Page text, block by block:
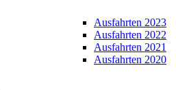
Ausfahrten 2023
Ausfahrten 2022
Ausfahrten 2021
Ausfahrten 2020